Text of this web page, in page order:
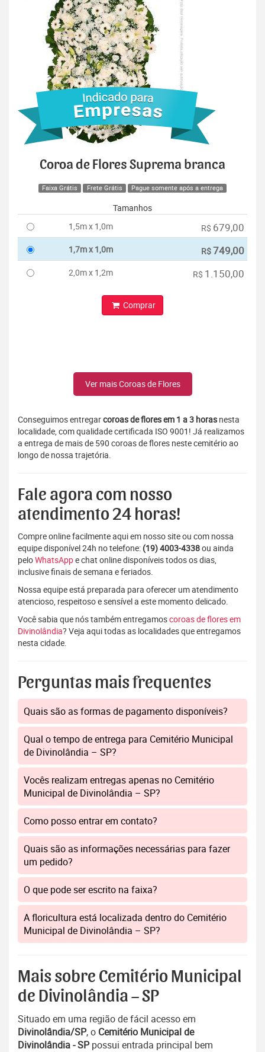
Coroa de Flores Suprema branca
Faixa Grátis Frete Grátis Pague somente após a entrega
Tamanhos
1,5m x 1,0m
R$ 679,00
1,7m x 1,0m R$749,00
2,0m x 1,2m R$ 1.150,00
Comprar
Ver mais Coroas de Flores
Conseguimos entregarcoroas de flores em 1 a 3 horas nesta
localidade, com qualidade certificada ISO 9001! Já realizamos
a entrega de mais de 590 coroas de flores neste cemitério ao
longo de nossa trajetória.
Fale agora com nosso
atendimento 24 horas!
Compre online facilmente aqui em nosso site ou com nossa
equipe disponível 24h no telefone: (19) 4003-4338ou ainda
peloWhatsAppe chat online disponíveis todos os dias,
inclusive finais de semana e feriados.
Nossa equipe está preparada para oferecer um atendimento
atencioso, respeitoso e sensível a este momento delicado.
Você sabia que nós também entregamoscoroas de flores em
Divinolândia? Veja aqui todas as localidades que entregamos
nesta cidade.
Perguntas mais frequentes
Quais são as formas de pagamento disponíveis?
Qual o tempo de entrega para Cemitério Municipal
de Divinolândia – SP?
Vocês realizam entregas apenas no Cemitério
Municipal de Divinolândia – SP?
Como posso entrar em contato?
Quais são as informações necessárias para fazer
um pedido?
O que pode ser escrito na faixa?
A floricultura está localizada dentro do Cemitério
Municipal de Divinolândia – SP?
Mais sobre Cemitério Municipal
de Divinolândia – SP
Situado em uma região de fácil acesso em
Divinolândia/SP, o Cemitério Municipal de
Divinolândia - SPpossui entrada principal bem